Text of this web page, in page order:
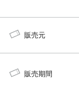
販売元
販売期間